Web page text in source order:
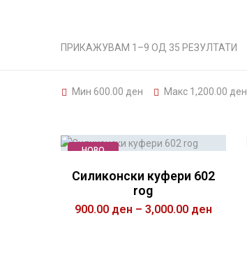
ПРИКАЖУВАМ 1–9 ОД 35 РЕЗУЛТАТИ
Мин 600.00 ден Макс 1,200.00 ден
НОВО
Силиконски куфери 602
rog
900.00 ден – 3,000.00 ден